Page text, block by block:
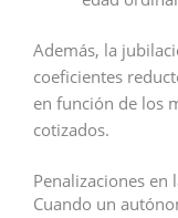
Además, la
coeficientes
en función de los
cotizados.
Penalizaciones
Cuando un